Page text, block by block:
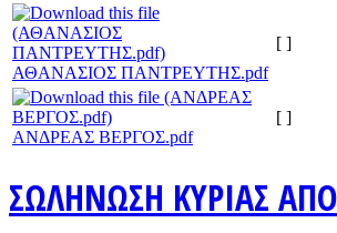
ΑΘANAΣΙΟΣ ΠΑΝΤΡΕΥΤΗΣ.pdf
[ ]
ΑΝΔΡΕΑΣ ΒΕΡΓΟΣ.pdf
[ ]
ΣΩΛΗΝΩΣΗ ΚΥΡΙΑΣ